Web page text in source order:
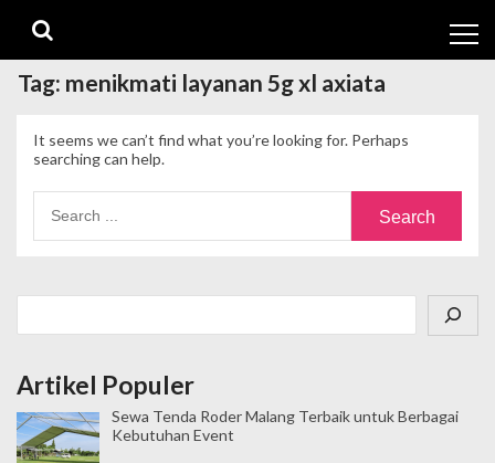
navigation
content
Tag: menikmati layanan 5g xl axiata
It seems we can’t find what you’re looking for. Perhaps
searching can help.
for:
Artikel Populer
Sewa Tenda Roder Malang Terbaik untuk Berbagai
Kebutuhan Event